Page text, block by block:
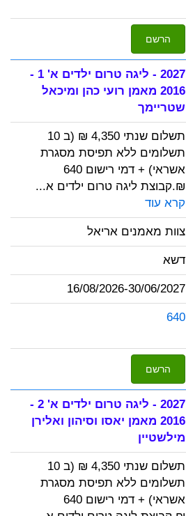
הרשם
2027 - ליגה טרום ילדים א' 1 -
2016 מאמן רועי כהן ומיכאל
שטריימך
תשלום שנתי 4,350 ₪ (ב 10
תשלומים ללא תפיסת מסגרת
אשראי) + דמי רישום 640
₪.קבוצת ליגה טרום ילדים א...
קרא עוד
צוות מאמנים אריאל
דשא
16/08/2026-30/06/2027
640
הרשם
2027 - ליגה טרום ילדים א' 2 -
2016 מאמן יאסו וסיהון ואלירן
מילשטיין
תשלום שנתי 4,350 ₪ (ב 10
תשלומים ללא תפיסת מסגרת
אשראי) + דמי רישום 640